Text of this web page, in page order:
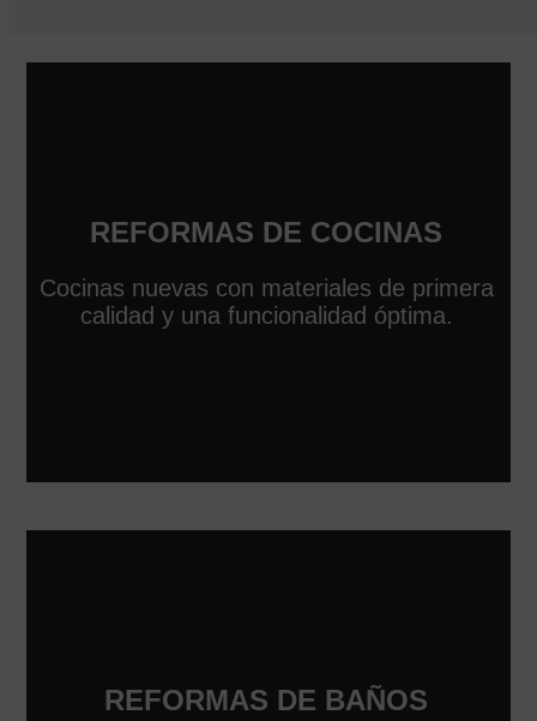
REFORMAS DE COCINAS
Cocinas nuevas con materiales de primera
calidad y una funcionalidad óptima.
REFORMAS DE BAÑOS